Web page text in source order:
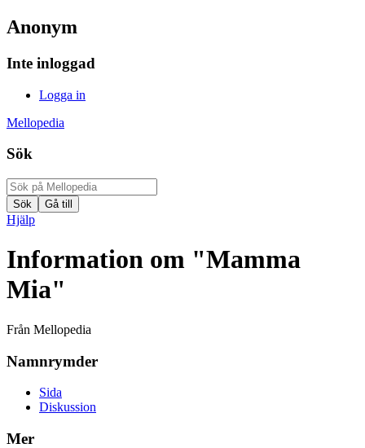
Anonym
Inte inloggad
Logga in
Mellopedia
Sök
Hjälp
Information om "Mamma
Mia"
Från Mellopedia
Namnrymder
Sida
Diskussion
Mer